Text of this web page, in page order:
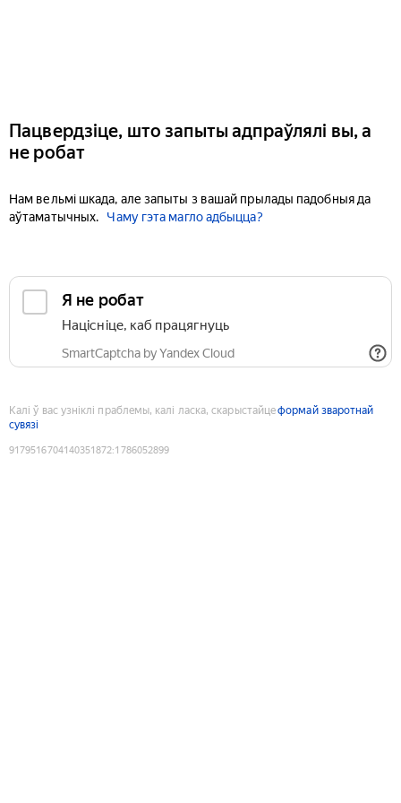
Пацвердзіце, што запыты адпраўлялі вы, а
не робат
Нам вельмі шкада, але запыты з вашай прылады падобныя да
аўтаматычных.
Чаму гэта магло адбыцца?
Я не робат
Націсніце, каб працягнуць
SmartCaptcha by Yandex Cloud
Калі ў вас узніклі праблемы, калі ласка, скарыстайцеформай зваротнай
сувязі
9179516704140351872:1786052899